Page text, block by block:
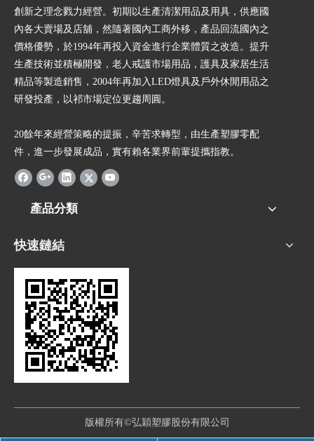
創新之理念戮力經營。初期以生產清潔用品及用具，供應國
內各大賣場及店舖，然隨著國內工商外移，產品回流國內之
價格優勢，於1994年再投入資金進行企業體質之改造。提升
生產技術並積極開發，老人戒護市場用品，護具及家居生活
精品等製造銷售，2004年再加入LED燈具及戶外休閒用品之
研發投產，以祁市場定位更趨周圓。
20餘年來經營策略的提振，辛苦求轉型，由生產塑膠零配
件，進一步發展成品，實有賴各業界前輩提攜指教。
產品分類
快速鏈結
版權所有©弘穎塑膠股份有限公司